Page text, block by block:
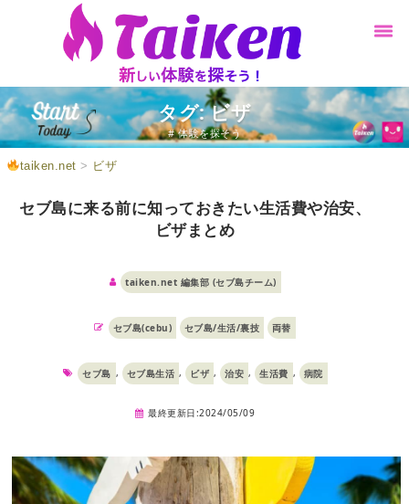
タグ: ビザ
# 体験を探そう
taiken.net > ビザ
セブ島に来る前に知っておきたい生活費や治安、
ビザまとめ
taiken.net 編集部 (セブ島チーム)
セブ島(cebu) セブ島/生活/裏技 両替
セブ島 , セブ島生活 , ビザ , 治安 , 生活費 , 病院
最終更新日:2024/05/09